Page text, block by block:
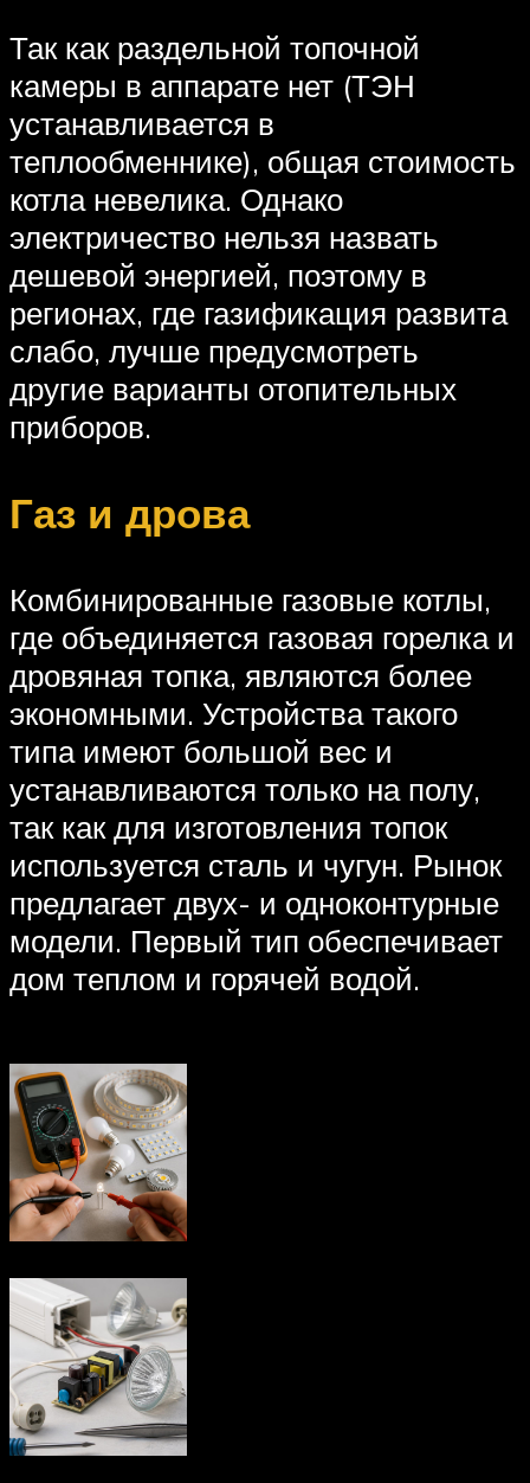
Так как раздельной топочной
камеры в аппарате нет (ТЭН
устанавливается в
теплообменнике), общая стоимость
котла невелика. Однако
электричество нельзя назвать
дешевой энергией, поэтому в
регионах, где газификация развита
слабо, лучше предусмотреть
другие варианты отопительных
приборов.
Газ и дрова
Комбинированные газовые котлы,
где объединяется газовая горелка и
дровяная топка, являются более
экономными. Устройства такого
типа имеют большой вес и
устанавливаются только на полу,
так как для изготовления топок
используется сталь и чугун. Рынок
предлагает двух- и одноконтурные
модели. Первый тип обеспечивает
дом теплом и горячей водой.